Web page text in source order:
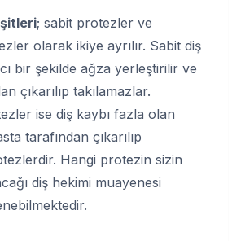
; sabit protezler ve
olarak ikiye ayrılır. Sabit diş
bir şekilde ağza yerleştirilir ve
çıkarılıp takılamazlar.
ise diş kaybı fazla olan
tarafından çıkarılıp
Hangi protezin sizin
diş hekimi muayenesi